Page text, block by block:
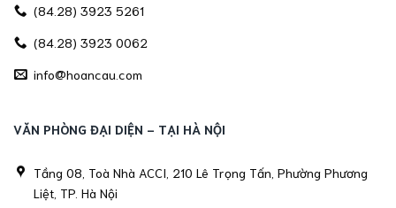
(84.28) 3923 5261
(84.28) 3923 0062
info@hoancau.com
VĂN PHÒNG ĐẠI DIỆN - TẠI HÀ NỘI
Tầng 08, Toà Nhà ACCI, 210 Lê Trọng Tấn, Phường Phương
Liệt, TP. Hà Nội